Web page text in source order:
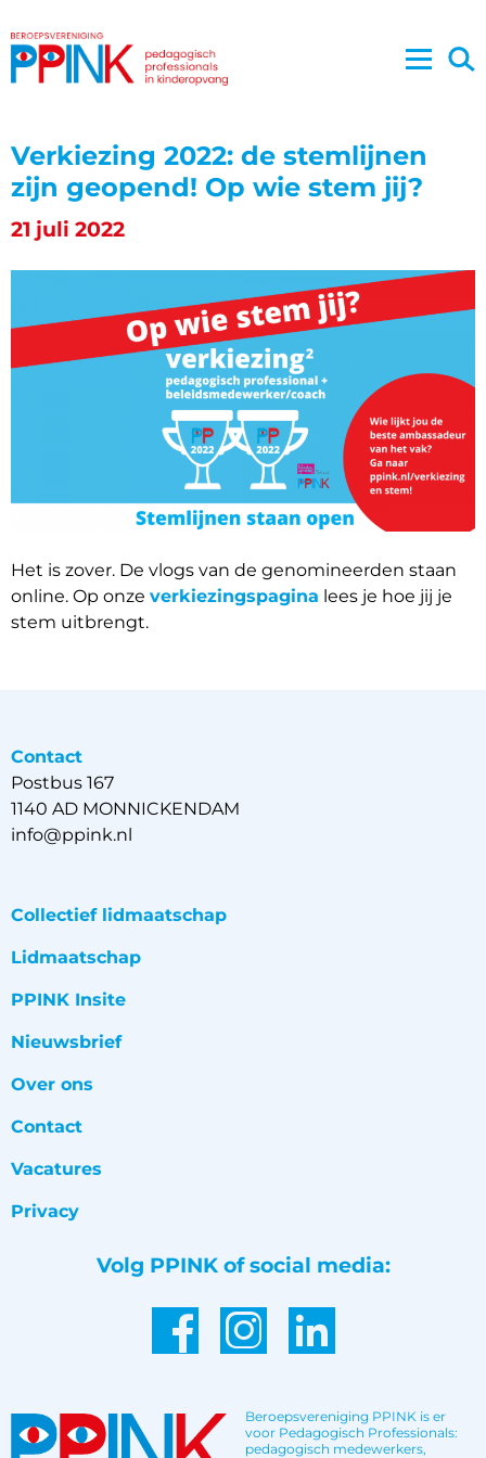
Verkiezing 2022: de stemlijnen
zijn geopend! Op wie stem jij?
21 juli 2022
Het is zover. De vlogs van de genomineerden staan
online. Op onze verkiezingspagina lees je hoe jij je
stem uitbrengt.
Contact
Postbus 167
1140 AD MONNICKENDAM
info@ppink.nl
Collectief lidmaatschap
Lidmaatschap
PPINK Insite
Nieuwsbrief
Over ons
Contact
Vacatures
Privacy
Volg PPINK of social media:
Beroepsvereniging PPINK is er
voor Pedagogisch Professionals:
pedagogisch medewerkers,